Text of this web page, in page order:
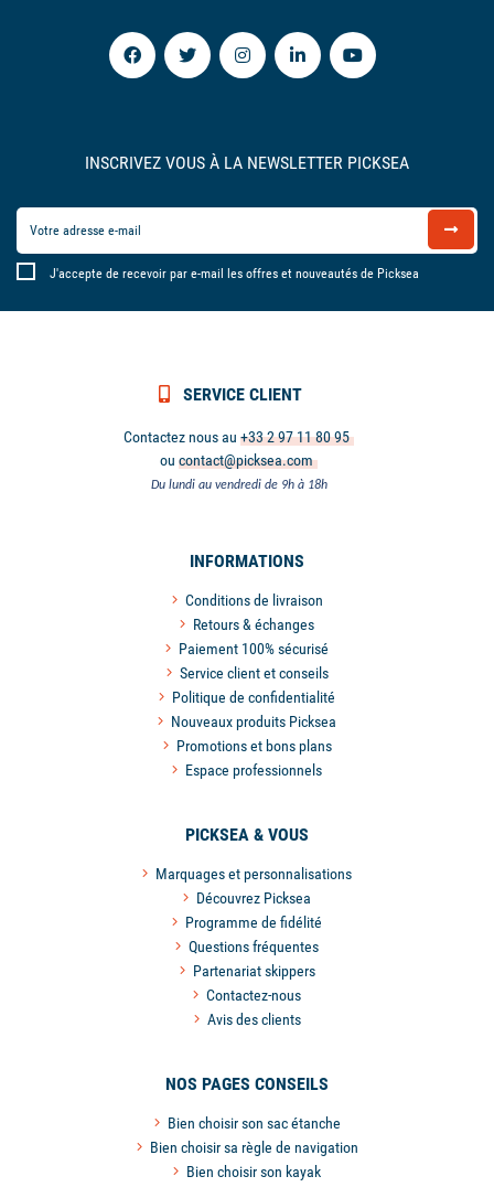
INSCRIVEZ VOUS À LA NEWSLETTER PICKSEA
J'accepte de recevoir par e-mail les offres et nouveautés de Picksea
SERVICE CLIENT
Contactez nous au +33 2 97 11 80 95
ou contact@picksea.com
Du lundi au vendredi de 9h à 18h
INFORMATIONS
Conditions de livraison
Retours & échanges
Paiement 100% sécurisé
Service client et conseils
Politique de confidentialité
Nouveaux produits Picksea
Promotions et bons plans
Espace professionnels
PICKSEA & VOUS
Marquages et personnalisations
Découvrez Picksea
Programme de fidélité
Questions fréquentes
Partenariat skippers
Contactez-nous
Avis des clients
NOS PAGES CONSEILS
Bien choisir son sac étanche
Bien choisir sa règle de navigation
Bien choisir son kayak